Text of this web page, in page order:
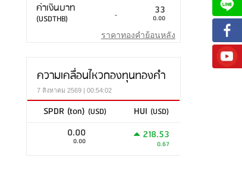
ค่าเงินบาท
(USDTHB) - 33
0.00
ราคาทองคำย้อนหลัง
ความเคลื่อนไหวกองทุนทองคำ
7 สิงหาคม 2569 | 00:54:02
SPDR (ton) (USD) HUI (USD)
0.00
0.00 218.53
0.67